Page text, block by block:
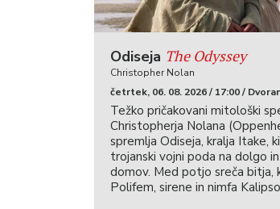
Odiseja The Odyssey
Christopher Nolan
četrtek, 06. 08. 2026 / 17:00 /
Težko pričakovani mitološki
Christopherja Nolana
spremlja Odiseja, kralja Itake,
trojanski vojni poda na dolgo
domov. Med potjo sreča bitja,
Polifem, sirene in nimfa